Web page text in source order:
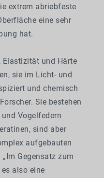
extrem abriebfeste
eine sehr
hat.
Elastizität und Härte
sie im Licht- und
und chemisch
Sie bestehen
Vogelfedern
sind aber
aufgebauten
Gegensatz zum
also eine